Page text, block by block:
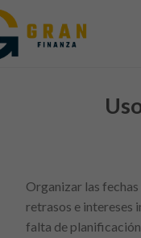
Organizar las
retrasos e intereses
falta de